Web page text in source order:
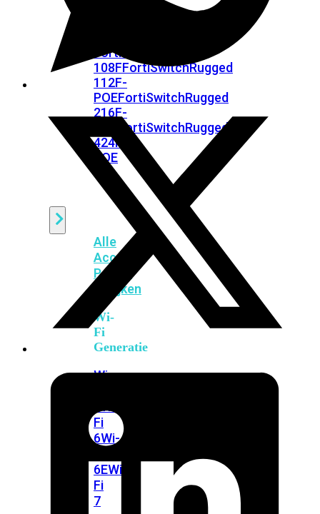
FortiSwitchRugged
108FFortiSwitchRugged
112F-
POEFortiSwitchRugged
216F-
FortiSwitchRugged
424F-
POE
Alle
Access
Points
bekijken
Wi-
Fi
Generatie
Wi-
Fi
6Wi-
6EWi-
Fi
7